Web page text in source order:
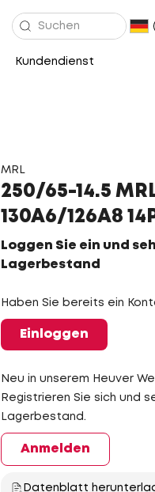
Kundendienst
MRL
250/65-14.5
130A6/126A8
Loggen Sie ein und
Lagerbestand
Haben Sie bereits ein
Einloggen
Neu in unserem Heuver
Registrieren Sie sich und
Lagerbestand.
Anmelden
Datenblatt